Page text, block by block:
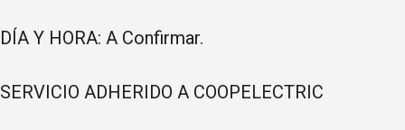
DÍA Y HORA: A Confirmar.
SERVICIO ADHERIDO A COOPELECTRIC